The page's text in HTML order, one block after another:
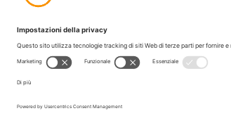
Copyright 2026 Westmed srl